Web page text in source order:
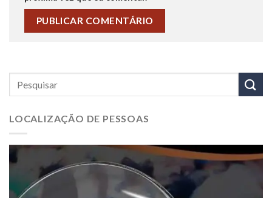
LOCALIZAÇÃO DE PESSOAS